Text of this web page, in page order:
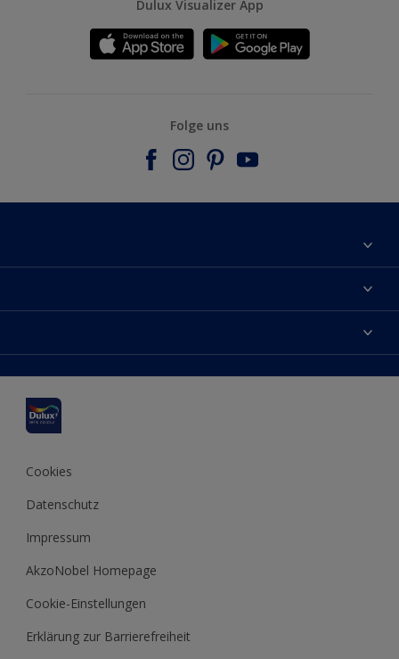
Dulux Visualizer App
Folge uns
Farbgenauigkeit
Farbe des Jahres
Produkte
Inspirationen
Tipps
Molto
Xyladecor
Cookies
Datenschutz
Impressum
AkzoNobel Homepage
Cookie-Einstellungen
Erklärung zur Barrierefreiheit